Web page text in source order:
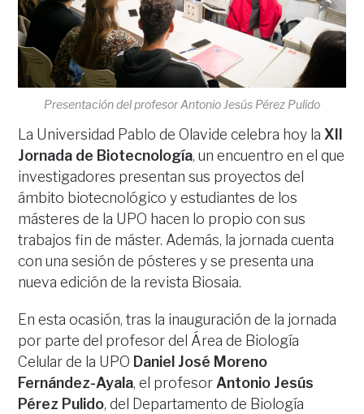
Presentación del profesor Antonio Jesús Pérez Pulido
La Universidad Pablo de Olavide celebra hoy la XII
Jornada de Biotecnología, un encuentro en el que
investigadores presentan sus proyectos del
ámbito biotecnológico y estudiantes de los
másteres de la UPO hacen lo propio con sus
trabajos fin de máster. Además, la jornada cuenta
con una sesión de pósteres y se presenta una
nueva edición de la revista Biosaia.
En esta ocasión, tras la inauguración de la jornada
por parte del profesor del Área de Biología
Celular de la UPO Daniel José Moreno
Fernández-Ayala, el profesorAntonio Jesús
Pérez Pulido, del Departamento de Biología